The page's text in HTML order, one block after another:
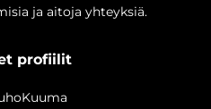
ja aitoja yhteyksiä.
profiilit